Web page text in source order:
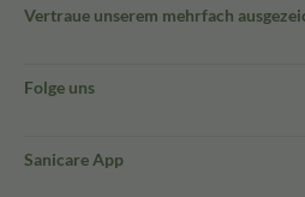
Vertraue unserem mehrfach
Folge uns
Sanicare App